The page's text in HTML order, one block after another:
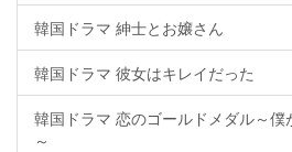
韓国ドラマ 紳士とお嬢さん
韓国ドラマ 彼女はキレイだった
韓国ドラマ 恋のゴールドメダル～僕
～